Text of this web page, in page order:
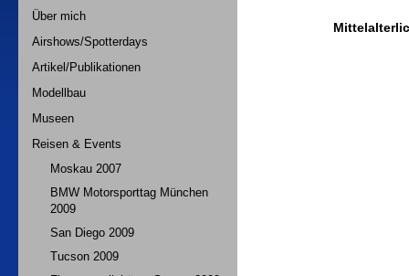
Über mich
Airshows/Spotterdays
Artikel/Publikationen
Modellbau
Museen
Reisen & Events
Moskau 2007
BMW Motorsporttag München
2009
San Diego 2009
Tucson 2009